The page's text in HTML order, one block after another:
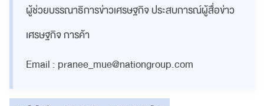
ผู้ช่วยบรรณาธิการข่าวเศรษฐกิจ ประสบการณ์ผู้สื่อข่าว
เศรษฐกิจ การค้า
Email : pranee_mue@nationgroup.com